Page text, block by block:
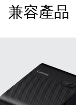
兼容產品